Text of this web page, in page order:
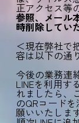
正アクセス等
参照、メール
時削除してい
＜現在弊社で
容は以下の通
今後の業務連
LINEを利用す
れましたら、
のQRコード
願いいたしま